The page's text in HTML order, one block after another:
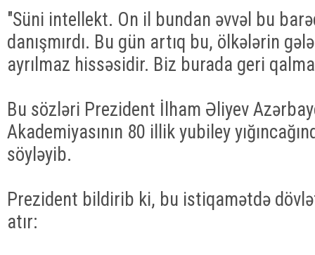
"Süni intellekt. On il bundan əvvəl bu
danışmırdı. Bu gün artıq bu, ölkələrin
ayrılmaz hissəsidir. Biz burada geri
Bu sözləri Prezident İlham Əliyev
Akademiyasının 80 illik yubiley
söyləyib.
Prezident bildirib ki, bu istiqamətdə
atır: